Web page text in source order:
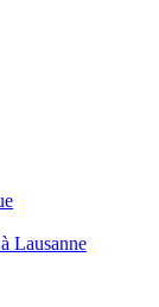
Lausanne